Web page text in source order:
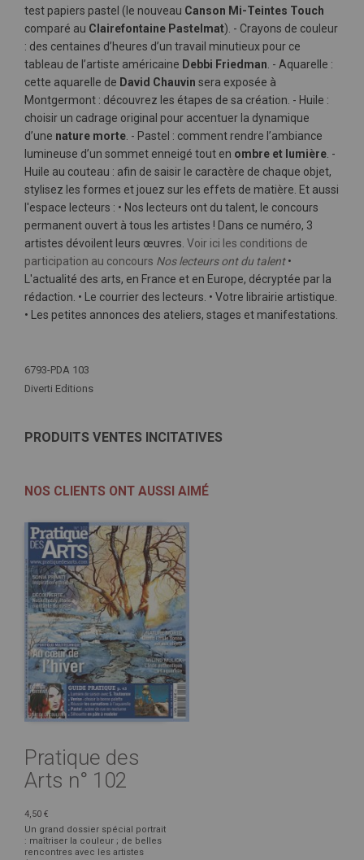
test papiers pastel (le nouveau Canson Mi-Teintes Touch
comparé au Clairefontaine Pastelmat). - Crayons de couleur
: des centaines d’heures d’un travail minutieux pour ce
tableau de l’artiste américaine Debbi Friedman . - Aquarelle :
cette aquarelle de David Chauvin sera exposée à
Montgermont : découvrez les étapes de sa création. - Huile :
choisir un cadrage original pour accentuer la dynamique
d’une nature morte . - Pastel : comment rendre l’ambiance
lumineuse d’un sommet enneigé tout en ombre et lumière . -
Huile au couteau : afin de saisir le caractère de chaque objet,
stylisez les formes et jouez sur les effets de matière. Et aussi
l'espace lecteurs : • Nos lecteurs ont du talent, le concours
permanent ouvert à tous les artistes ! Dans ce numéro, 3
artistes dévoilent leurs œuvres. Voir ici les conditions de
participation au concours Nos lecteurs ont du talent•
L'actualité des arts, en France et en Europe, décryptée par la
rédaction. • Le courrier des lecteurs. • Votre librairie artistique.
• Les petites annonces des ateliers, stages et manifestations.
d'infos
6793-PDA 103
Diverti Editions
PRODUITS VENTES INCITATIVES
NOS CLIENTS ONT AUSSI AIMÉ
Pratique des
Arts n° 102
4,50 €
Un grand dossier spécial portrait
: maîtriser la couleur ; de belles
rencontres avec les artistes